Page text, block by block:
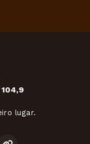
lugar.